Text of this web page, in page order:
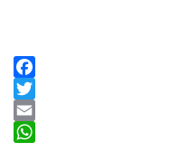
Facebook
Twitter
Email